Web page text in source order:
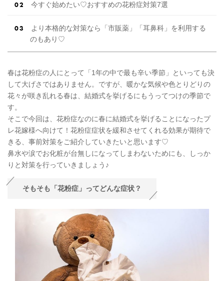
今すぐ始めたい♡おすすめの花粉症対策7選
より本格的な対策なら「市販薬」「耳鼻科」を利用する
のもあり♡
春は花粉症の人にとって「1年の中で最も辛い季節」といっても決
して大げさではありません。ですが、暖かな気候や色とりどりの
花々が咲き乱れる春は、結婚式を挙げるにもうってつけの季節で
す。
そこで今回は、花粉症なのに春に結婚式を挙げることになったプ
レ花嫁様へ向けて！花粉症症状を緩和させてくれる効果が期待で
きる、事前対策をご紹介していきたいと思います♡
鼻水や涙でお化粧が台無しになってしまわないためにも、しっか
りと対策を行っていきましょう♪
そもそも「花粉症」ってどんな症状？